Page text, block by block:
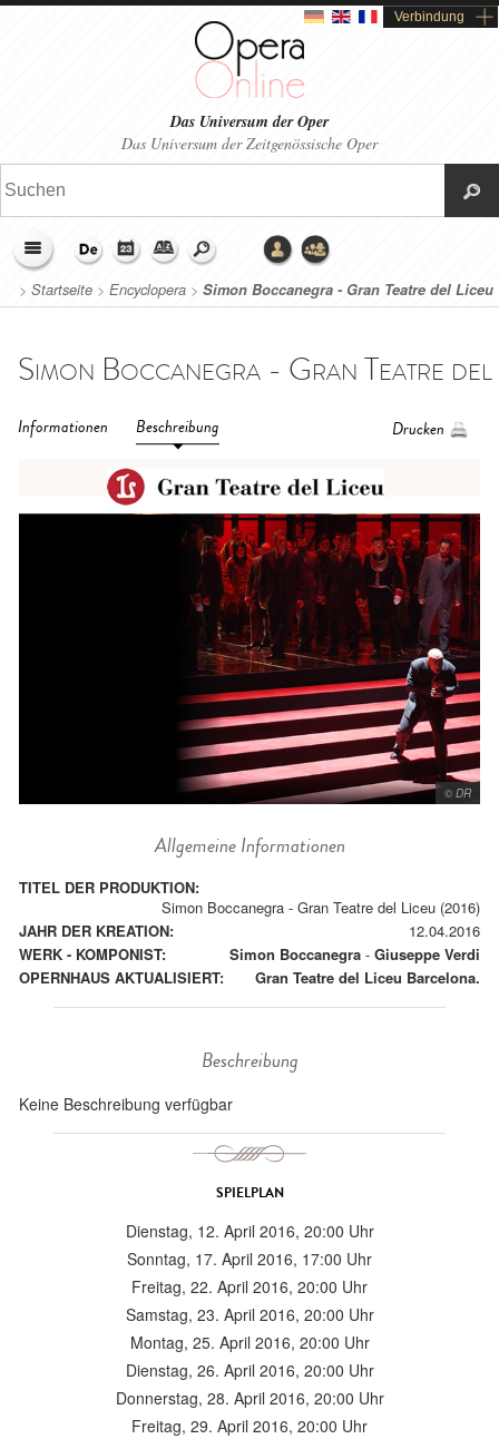
Verbindung
Das Universum der Oper
Das Universum der Zeitgenössische Oper
> Startseite > Encyclopera > Simon Boccanegra - Gran Teatre del Liceu
(2016)
Informationen Beschreibung Drucken
© DR
Allgemeine Informationen
TITEL DER PRODUKTION:
Simon Boccanegra - Gran Teatre del Liceu (2016)
JAHR DER KREATION:
12.04.2016
WERK - KOMPONIST:
Simon Boccanegra - Giuseppe Verdi
OPERNHAUS AKTUALISIERT:
Gran Teatre del Liceu Barcelona.
Beschreibung
Keine Beschreibung verfügbar
SPIELPLAN
Dienstag, 12. April 2016, 20:00 Uhr
Sonntag, 17. April 2016, 17:00 Uhr
Freitag, 22. April 2016, 20:00 Uhr
Samstag, 23. April 2016, 20:00 Uhr
Montag, 25. April 2016, 20:00 Uhr
Dienstag, 26. April 2016, 20:00 Uhr
Donnerstag, 28. April 2016, 20:00 Uhr
Freitag, 29. April 2016, 20:00 Uhr